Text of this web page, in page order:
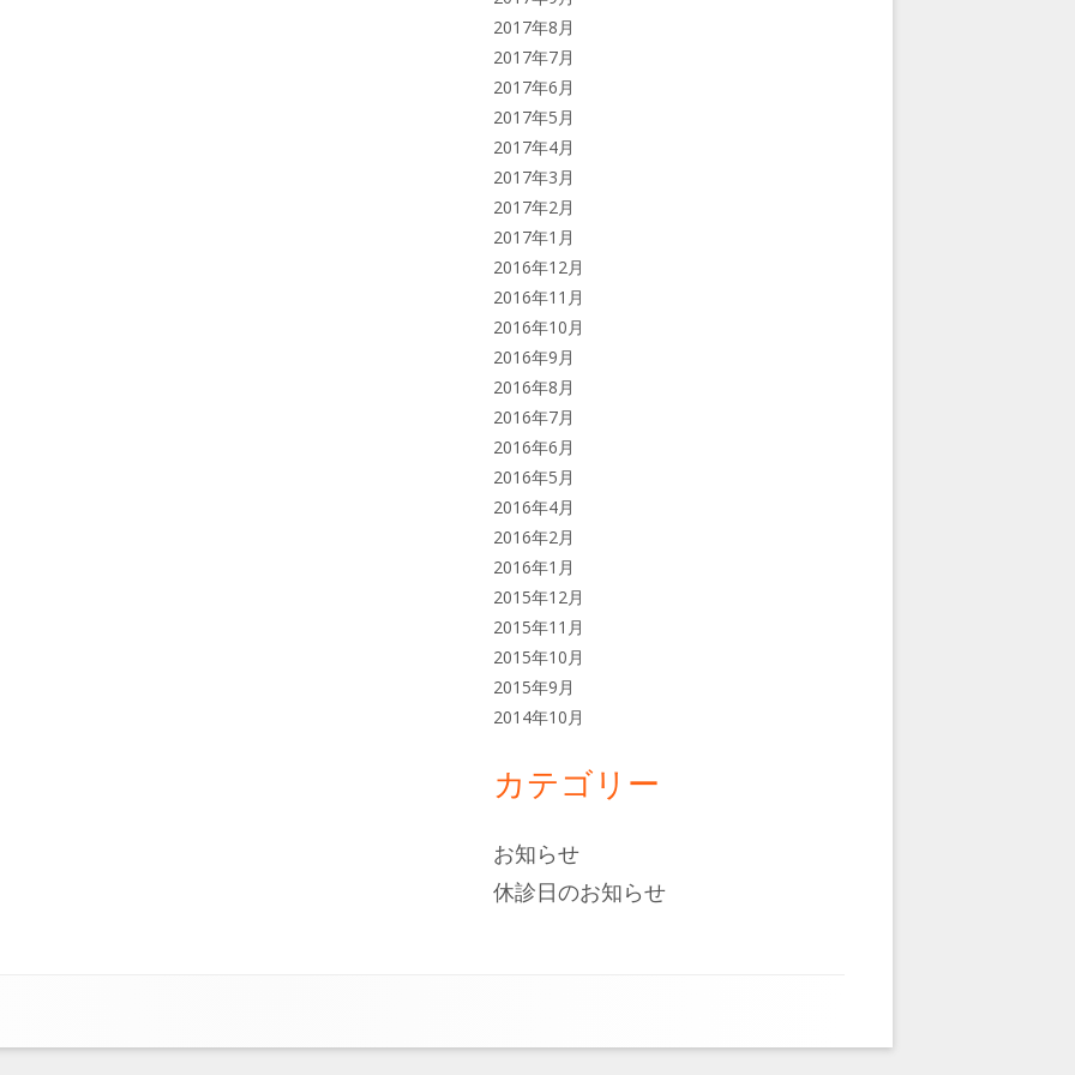
2017年8月
2017年7月
2017年6月
2017年5月
2017年4月
2017年3月
2017年2月
2017年1月
2016年12月
2016年11月
2016年10月
2016年9月
2016年8月
2016年7月
2016年6月
2016年5月
2016年4月
2016年2月
2016年1月
2015年12月
2015年11月
2015年10月
2015年9月
2014年10月
カテゴリー
お知らせ
休診日のお知らせ